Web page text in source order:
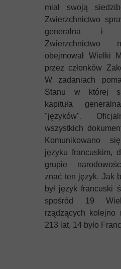
miał swoją
Zwierzchnictwo
generalna i
Zwierzchnictwo
obejmował Wielki
przez członków
W zadaniach
Stanu w której
kapituła
"języków".
wszystkich
Komunikowano
języku francuskim,
grupie
znać ten język. Jak
był język francuski
spośród 19
rządzących kolejno
213 lat, 14 było